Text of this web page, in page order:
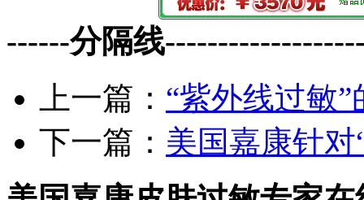
------分隔线
上一篇： “紫外线过敏
下一篇： 美国嘉康针